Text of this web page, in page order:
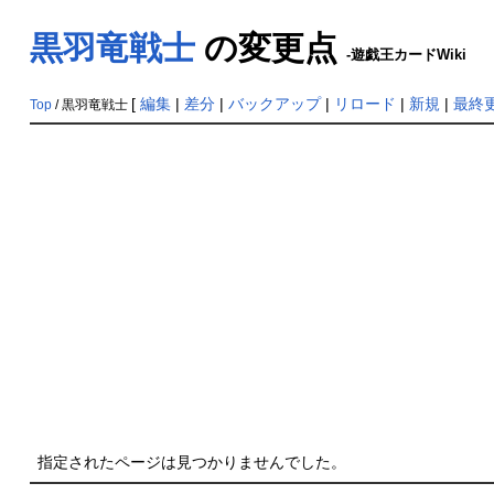
黒羽竜戦士の変更点 -遊戯王カードWiki
Top/ 黒羽竜戦士 [ 編集| 差分| バックアップ| リロード | 新規 | 最終
指定されたページは見つかりませんでした。